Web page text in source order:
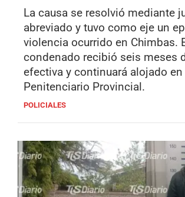
La causa se resolvió mediante
abreviado y tuvo como eje un
violencia ocurrido en Chimbas.
condenado recibió seis meses
efectiva y continuará alojado en
Penitenciario Provincial.
POLICIALES